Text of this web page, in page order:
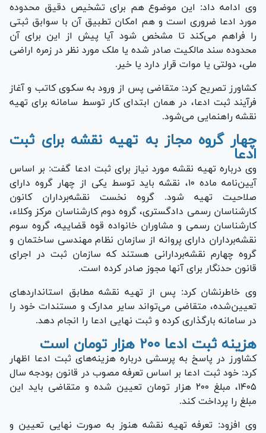
وی ادامه داد: این موضوع هم برای تشخیص دقیق محدوده
مورد ادعا ضروری است و هم امکان تطبیق آن با سوابق ثبتی
را فراهم می‌کند تا مشخص شود آیا پیش از این برای آن
محدوده سند مالکیت صادر شده یا ملک مورد نظر در زمره اراضی
ملی، دولتی یا موات قرار دارد یا خیر.
کشاورز تصریح کرد: متقاضی پس از ورود به سکوی کاتب و آغاز
فرآیند ثبت ادعا، در همان ابتدای کار توسط سامانه برای تهیه
نقشه راهنمایی می‌شود.
چهار گروه مجاز به تهیه نقشه برای ثبت
ادعا
وی درباره تهیه نقشه مورد نیاز برای ثبت ادعا گفت: بر اساس
آیین‌نامه ماده ۱۰، نقشه باید توسط یکی از چهار گروه دارای
صلاحیت تهیه شود. گروه نخست نقشه‌برداران کانون
کارشناسان رسمی دادگستری، گروه دوم کارشناسان مرکز وکلاء،
کارشناسان رسمی و مشاوران خانواده قوه قضاییه، گروه سوم
نقشه‌برداران دارای پروانه از سازمان نظام مهندسی ساختمان و
گروه چهارم نقشه‌بردارانی هستند که سازمان ثبت در اجرای
قانون حدنگار برای آنها مجوز صادر کرده است.
وی خاطرنشان کرد: پس از تهیه نقشه مطابق استاندارد‌های
تعیین‌شده، متقاضی می‌تواند سایر مدارک و مستندات خود را
در سامانه بارگذاری کرده و ثبت نهایی ادعا را انجام دهد.
هزینه ثبت ادعا ۲۰۰ هزار تومان است
کشاورز در پاسخ به پرسشی درباره هزینه‌های ثبت ادعا اظهار
کرد: خود ثبت ادعا بر اساس تعرفه مصوب در قانون بودجه سال
۱۴۰۵، مبلغ ۲۰۰ هزار تومان تعیین شده و متقاضی باید این
مبلغ را پرداخت کند.
وی افزود: تعرفه تهیه نقشه هنوز به صورت نهایی تعیین و